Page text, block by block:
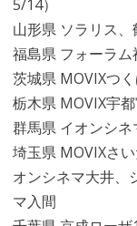
5/14）
山形県 ソラリス、
福島県 フォーラム
茨城県 MOVIXつ
栃木県 MOVIX宇
群馬県 イオンシネ
埼玉県 MOVIXさ
オンシネマ大井、
マ入間